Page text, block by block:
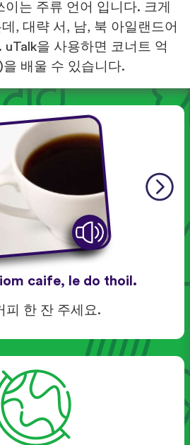
는 주류 언어 입니다. 크게
, 대략 서, 남, 북 아일랜드어
을 사용하면 코너트 억
배울 수 있습니다.
caife, le do thoil.
피 한 잔 주세요.